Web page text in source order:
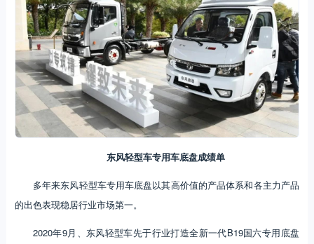
东风轻型车专用车底盘成绩单
多年来东风轻型车专用车底盘以其高价值的产品体系和各主力产品
的出色表现稳居行业市场第一。
2020年9月、东风轻型车先于行业打造全新一代B19国六专用底盘